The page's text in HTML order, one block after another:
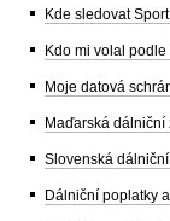
Kde sledovat
Kdo mi volal podle
Moje datová
Maďarská dálniční
Slovenská
Dálniční poplatky